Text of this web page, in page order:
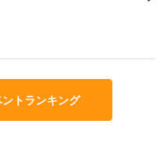
トランキング